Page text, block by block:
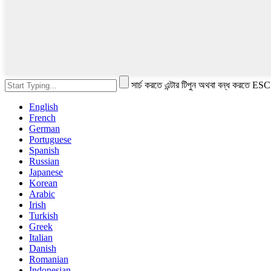
সার্চ করতে এন্টার টিপুন অথবা বন্ধ করতে
English
French
German
Portuguese
Spanish
Russian
Japanese
Korean
Arabic
Irish
Turkish
Greek
Italian
Danish
Romanian